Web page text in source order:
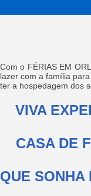
Com o FÉRIAS EM
lazer com a família para
ter a hospedagem dos
VIVA
CASA DE
QUE SONHA